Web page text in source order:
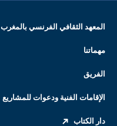
المعهد الثقافي الفرنسي بالمغرب
مهماتنا
الفريق
الإقامات الفنية ودعوات للمشاريع
دار الكتاب